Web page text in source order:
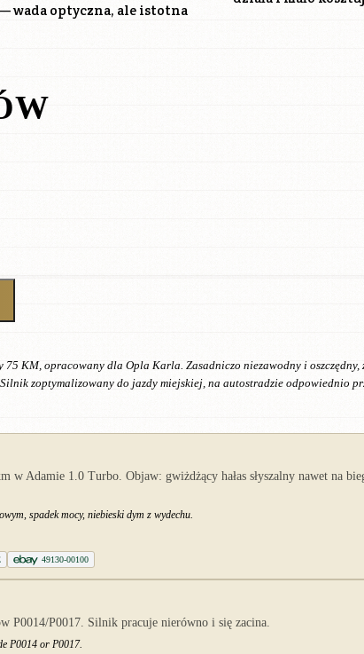
wada optyczna, ale istotna
KM, opracowany dla Opla Karla. Zasadniczo niezawodny i oszczędny,
Silnik zoptymalizowany do jazdy miejskiej, na autostradzie
w Adamie 1.0 Turbo. Objaw: gwiżdżący hałas słyszalny nawet na
spadek mocy, niebieski dym z wydechu.
49130-00100
P0014/P0017. Silnik pracuje nierówno i się zacina.
P0014 or P0017.